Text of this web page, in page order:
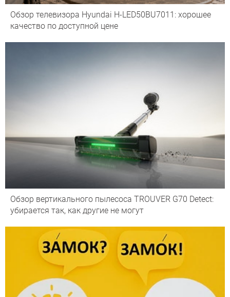
Обзор телевизора Hyundai H-LED50BU7011: хорошее
качество по доступной цене
Обзор вертикального пылесоса TROUVER G70 Detect:
убирается так, как другие не могут